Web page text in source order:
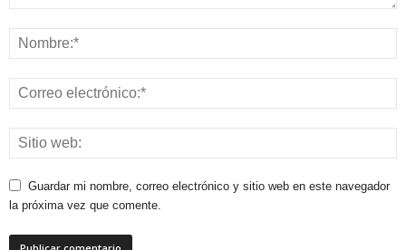
Guardar mi nombre, correo electrónico y sitio web en este navegador
la próxima vez que comente.